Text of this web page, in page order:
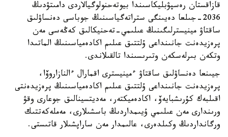
قازاقستان رەسپۋبليكاسىندا بيوتەحنولوگيالاردى دامىتۋدىڭ
2036-جىلعا دەيىنگى ستراتەگياسىنىڭ جوباسى دەنساۋلىق
ساقتاۋ مينيسترلىگىنىڭ عىلىمي-تەحنيكالىق كەڭەسى مەن
پرەزيدەنت جانىنداعى ۇلتتىق عىلىم اكادەمياسىنىڭ الماتىدا
وتكەن بىرلەسكەن وتىرىسىندا تالقىلاندى.
جيىنعا دەنساۋلىق ساقتاۋ ءمينيسترى اقمارال ءالنازاروۆا،
پرەزيدەنت جانىنداعى ۇلتتىق عىلىم اكادەمياسىنىڭ پرەزيدەنتى
اقىلبەك كۇرىشبايەۆ، اكادەميكتەر، مەديتسينالىق جوعارى وقۋ
ورىندارى مەن عىلىمي ۇيىمداردىڭ باسشىلارى، مەملەكەتتىك
ورگانداردىڭ وكىلدەرى، عالىمدار مەن ساراپشىلار قاتىستى.